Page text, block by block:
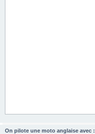
On pilote une moto anglaise avec :